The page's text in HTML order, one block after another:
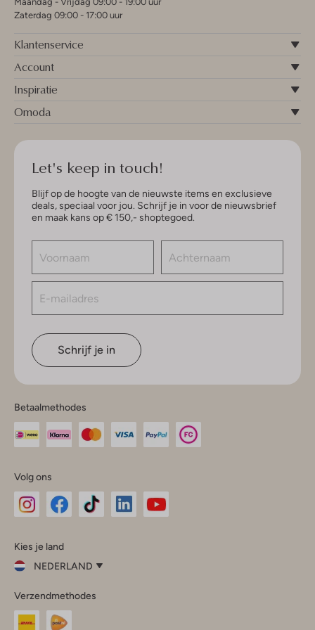
Zaterdag 09:00 - 17:00 uur
Klantenservice
Account
Inspiratie
Omoda
Let's keep in touch!
Blijf op de hoogte van de nieuwste items en exclusieve
deals, speciaal voor jou. Schrijf je in voor de nieuwsbrief
en maak kans op € 150,- shoptegoed.
Schrijf je in
Betaalmethodes
Volg ons
InstagramFacebook
Kies je land
NEDERLAND
je
land
Verzendmethodes